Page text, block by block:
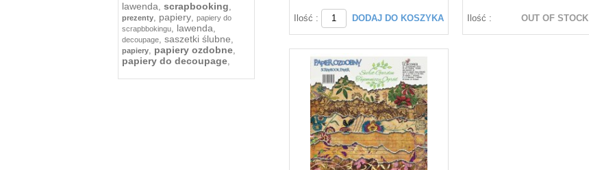
lawenda, scrapbooking,
prezenty, papiery, papiery do
scrapbbokingu, lawenda,
decoupage, saszetki ślubne,
papiery, papiery ozdobne,
papiery do decoupage,
Ilość : DODAJ DO KOSZYKA Ilość : OUT OF STOCK